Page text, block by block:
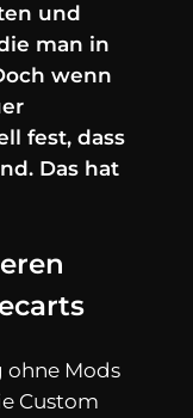
und
man in
wenn
fest, dass
Das hat
Mods
Custom